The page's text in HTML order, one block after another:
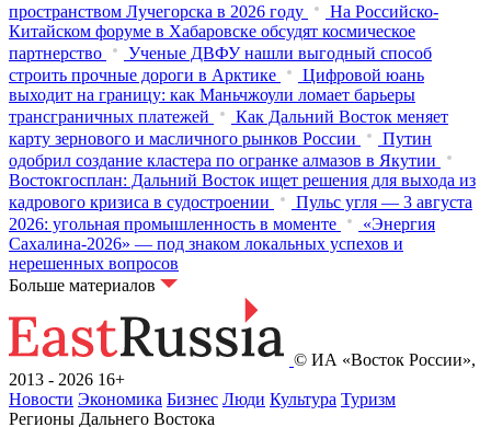
пространством Лучегорска в 2026 году
На Российско-
Китайском форуме в Хабаровске обсудят космическое
партнерство
Ученые ДВФУ нашли выгодный способ
строить прочные дороги в Арктике
Цифровой юань
выходит на границу: как Маньчжоули ломает барьеры
трансграничных платежей
Как Дальний Восток меняет
карту зернового и масличного рынков России
Путин
одобрил создание кластера по огранке алмазов в Якутии
Востокгосплан: Дальний Восток ищет решения для выхода из
кадрового кризиса в судостроении
Пульс угля — 3 августа
2026: угольная промышленность в моменте
«Энергия
Сахалина-2026» — под знаком локальных успехов и
нерешенных вопросов
Больше материалов
© ИА «Восток России»,
2013 - 2026 16+
Новости Экономика Бизнес Люди Культура Туризм
Регионы Дальнего Востока